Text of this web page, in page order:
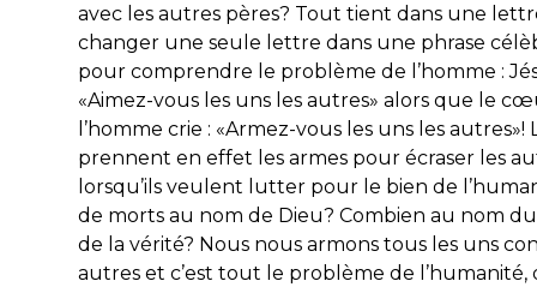
avec les autres pères? Tout tient dans une
changer une seule lettre dans une phrase
pour comprendre le problème de l’homme :
«Aimez-vous les uns les autres» alors que le
l’homme crie : «Armez-vous les uns les autres»!
prennent en effet les armes pour écraser les
lorsqu’ils veulent lutter pour le bien de
de morts au nom de Dieu? Combien au nom
de la vérité? Nous nous armons tous les uns
autres et c’est tout le problème de l’humanité,